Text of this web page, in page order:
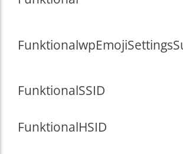
Funktional
FunktionalSSID
FunktionalHSID